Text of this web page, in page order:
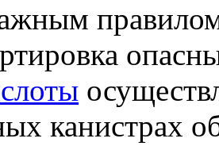
правилом
канистрах